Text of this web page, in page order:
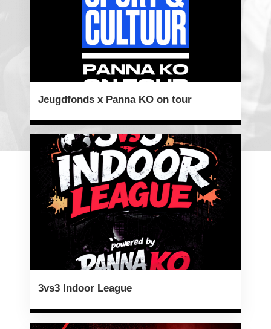
Jeugdfonds x Panna KO on tour
3vs3 Indoor League